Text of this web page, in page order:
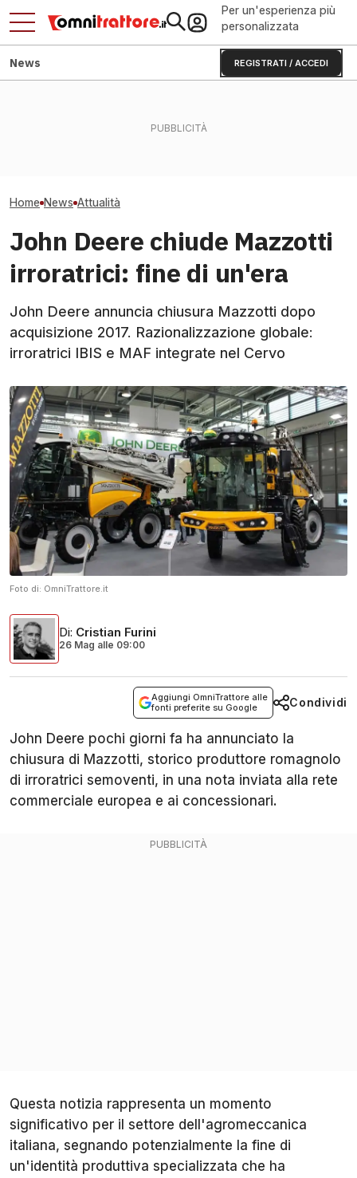
Per un'esperienza più
personalizzata
REGISTRATI / ACCEDI
News
Home News Attualità
John Deere chiude Mazzotti
irroratrici: fine di un'era
John Deere annuncia chiusura Mazzotti dopo
acquisizione 2017. Razionalizzazione globale:
irroratrici IBIS e MAF integrate nel Cervo
Foto di: OmniTrattore.it
Di: Cristian Furini
26 Mag alle 09:00
Aggiungi OmniTrattore alle
fonti preferite su Google
Condividi
John Deere pochi giorni fa ha annunciato la
chiusura di Mazzotti, storico produttore romagnolo
di irroratrici semoventi, in una nota inviata alla rete
commerciale europea e ai concessionari.
Questa notizia rappresenta un momento
significativo per il settore dell'agromeccanica
italiana, segnando potenzialmente la fine di
un'identità produttiva specializzata che ha